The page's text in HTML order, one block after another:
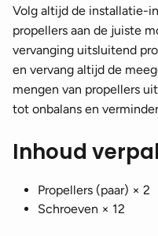
Volg altijd de installatie-
propellers aan de juiste
vervanging uitsluitend
en vervang altijd de
mengen van propellers
tot onbalans en
Inhoud
Propellers (paar) × 2
Schroeven × 12